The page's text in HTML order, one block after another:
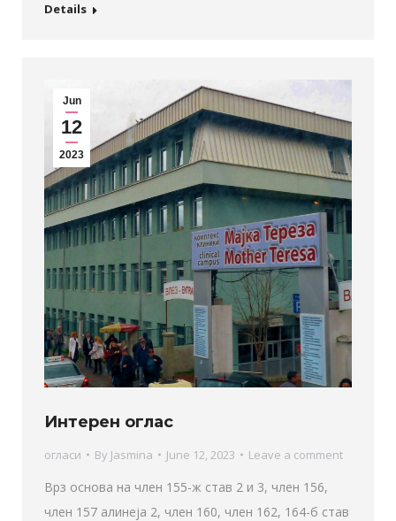
Details
Jun
12
2023
Интерен оглас
огласи By Jasmina June 12, 2023 Leave a comment
Врз основа на член 155-ж став 2 и 3, член 156,
член 157 алинеја 2, член 160, член 162, 164-б став